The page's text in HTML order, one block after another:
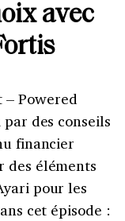
avec
– Powered
des conseils
financier
des éléments
pour les
cet épisode :